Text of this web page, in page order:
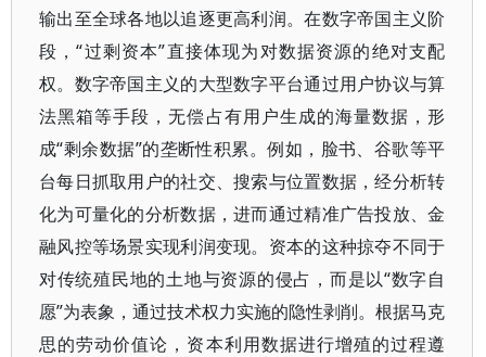
输出至全球各地以追逐更高利润。在数字帝国主义阶
段，“过剩资本”直接体现为对数据资源的绝对支配
权。数字帝国主义的大型数字平台通过用户协议与算
法黑箱等手段，无偿占有用户生成的海量数据，形
成“剩余数据”的垄断性积累。例如，脸书、谷歌等平
台每日抓取用户的社交、搜索与位置数据，经分析转
化为可量化的分析数据，进而通过精准广告投放、金
融风控等场景实现利润变现。资本的这种掠夺不同于
对传统殖民地的土地与资源的侵占，而是以“数字自
愿”为表象，通过技术权力实施的隐性剥削。根据马克
思的劳动价值论，资本利用数据进行增殖的过程遵